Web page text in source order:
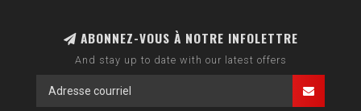
ABONNEZ-VOUS À NOTRE INFOLETTRE
And stay up to date with our latest offers